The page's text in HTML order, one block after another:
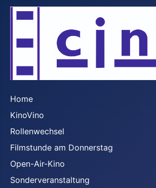
Home
KinoVino
Rollenwechsel
Filmstunde am Donnerstag
Open-Air-Kino
Sonderveranstaltung